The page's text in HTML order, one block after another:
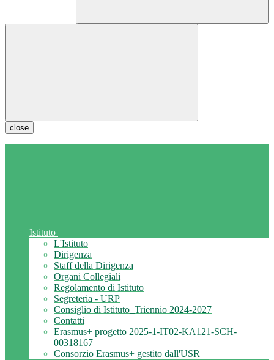
close
Istituto
L'Istituto
Dirigenza
Staff della Dirigenza
Organi Collegiali
Regolamento di Istituto
Segreteria - URP
Consiglio di Istituto_Triennio 2024-2027
Contatti
Erasmus+ progetto 2025-1-IT02-KA121-SCH-
00318167
Consorzio Erasmus+ gestito dall'USR